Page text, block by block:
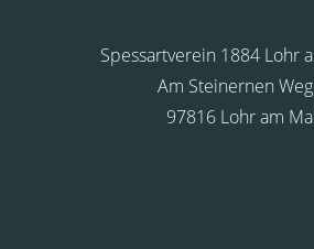
Spessartverein 1884 Lohr
Am Steinernen
97816 Lohr am